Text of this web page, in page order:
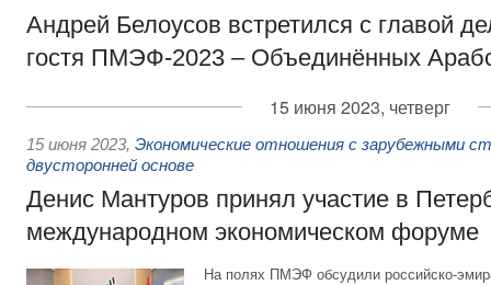
Андрей Белоусов встретился с главой
гостя ПМЭФ-2023 – Объединённых
15 июня 2023, четверг
15 июня 2023, Экономические отношения с зарубежными
двусторонней основе
Денис Мантуров принял участие в
международном экономическом форуме
На полях ПМЭФ обсудили российско-